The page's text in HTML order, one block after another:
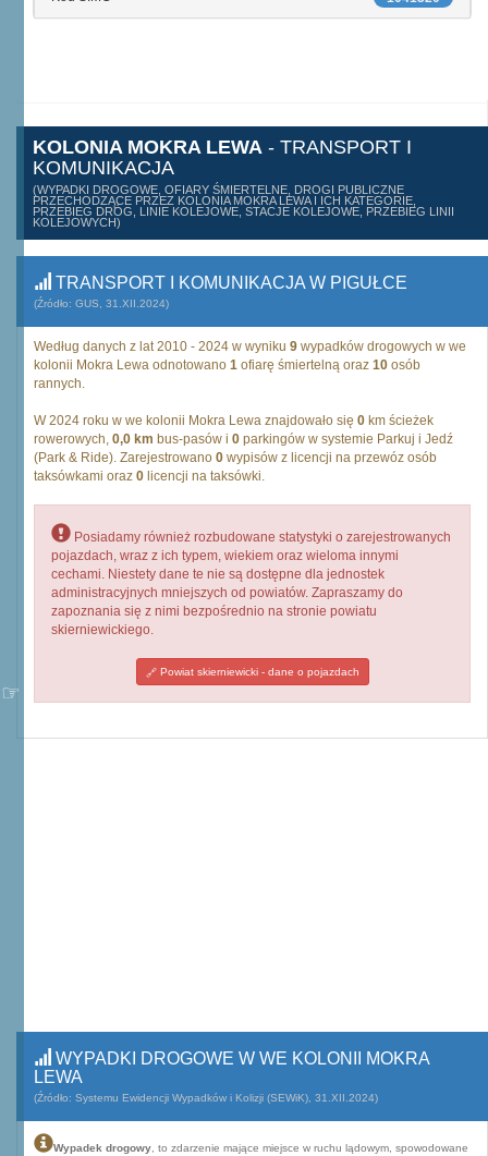
KOLONIA MOKRA LEWA - TRANSPORT I
KOMUNIKACJA
(WYPADKI DROGOWE, OFIARY ŚMIERTELNE, DROGI PUBLICZNE
PRZECHODZĄCE PRZEZ KOLONIA MOKRA LEWA I ICH KATEGORIE,
PRZEBIEG DRÓG, LINIE KOLEJOWE, STACJE KOLEJOWE, PRZEBIEG LINII
KOLEJOWYCH)
TRANSPORT I KOMUNIKACJA W PIGUŁCE
(Źródło: GUS, 31.XII.2024)
Według danych z lat 2010 - 2024 w wyniku 9 wypadków drogowych w we
kolonii Mokra Lewa odnotowano 1 ofiarę śmiertelną oraz 10 osób
rannych.
W 2024 roku w we kolonii Mokra Lewa znajdowało się 0 km ścieżek
rowerowych, 0,0 km bus-pasów i 0 parkingów w systemie Parkuj i Jedź
(Park & Ride). Zarejestrowano 0 wypisów z licencji na przewóz osób
taksówkami oraz 0 licencji na taksówki.
Posiadamy również rozbudowane statystyki o zarejestrowanych
pojazdach, wraz z ich typem, wiekiem oraz wieloma innymi
cechami. Niestety dane te nie są dostępne dla jednostek
administracyjnych mniejszych od powiatów. Zapraszamy do
zapoznania się z nimi bezpośrednio na stronie powiatu
skierniewickiego.
Powiat skierniewicki - dane o pojazdach
WYPADKI DROGOWE W WE KOLONII MOKRA
LEWA
(Źródło: Systemu Ewidencji Wypadków i Kolizji (SEWiK), 31.XII.2024)
Wypadek drogowy , to zdarzenie mające miejsce w ruchu lądowym, spowodowane